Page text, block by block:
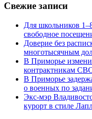
Свежие записи
Для школьников
свободное
Доверие без
многотысячным
В Приморье
контрактникам
В Приморье
о военных по
Экс-мэр
курорт в стиле